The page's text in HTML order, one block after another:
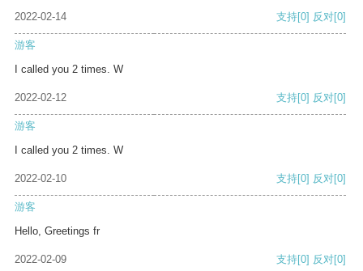
2022-02-14 支持[0] 反对[0]
游客
I called you 2 times. W
2022-02-12 支持[0] 反对[0]
游客
I called you 2 times. W
2022-02-10 支持[0] 反对[0]
游客
Hello, Greetings fr
2022-02-09 支持[0] 反对[0]